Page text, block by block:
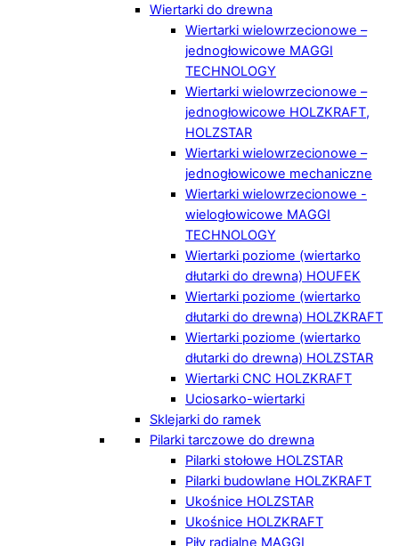
Wiertarki do drewna
Wiertarki wielowrzecionowe –
jednogłowicowe MAGGI
TECHNOLOGY
Wiertarki wielowrzecionowe –
jednogłowicowe HOLZKRAFT,
HOLZSTAR
Wiertarki wielowrzecionowe –
jednogłowicowe mechaniczne
Wiertarki wielowrzecionowe -
wielogłowicowe MAGGI
TECHNOLOGY
Wiertarki poziome (wiertarko
dłutarki do drewna) HOUFEK
Wiertarki poziome (wiertarko
dłutarki do drewna) HOLZKRAFT
Wiertarki poziome (wiertarko
dłutarki do drewna) HOLZSTAR
Wiertarki CNC HOLZKRAFT
Uciosarko-wiertarki
Sklejarki do ramek
Pilarki tarczowe do drewna
Pilarki stołowe HOLZSTAR
Pilarki budowlane HOLZKRAFT
Ukośnice HOLZSTAR
Ukośnice HOLZKRAFT
Piły radialne MAGGI